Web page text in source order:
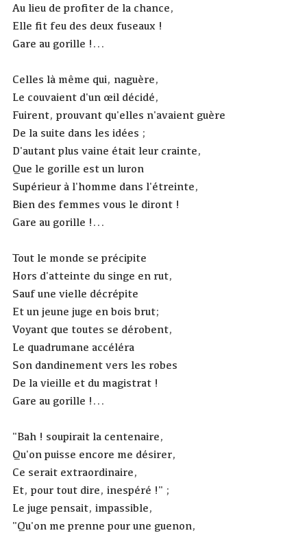
Au lieu de profiter de la chance,
Elle fit feu des deux fuseaux !
Gare au gorille !...
Celles là même qui, naguère,
Le couvaient d'un œil décidé,
Fuirent, prouvant qu'elles n'avaient guère
De la suite dans les idées ;
D'autant plus vaine était leur crainte,
Que le gorille est un luron
Supérieur à l'homme dans l'étreinte,
Bien des femmes vous le diront !
Gare au gorille !...
Tout le monde se précipite
Hors d'atteinte du singe en rut,
Sauf une vielle décrépite
Et un jeune juge en bois brut;
Voyant que toutes se dérobent,
Le quadrumane accéléra
Son dandinement vers les robes
De la vieille et du magistrat !
Gare au gorille !...
"Bah ! soupirait la centenaire,
Qu'on puisse encore me désirer,
Ce serait extraordinaire,
Et, pour tout dire, inespéré !" ;
Le juge pensait, impassible,
"Qu'on me prenne pour une guenon,